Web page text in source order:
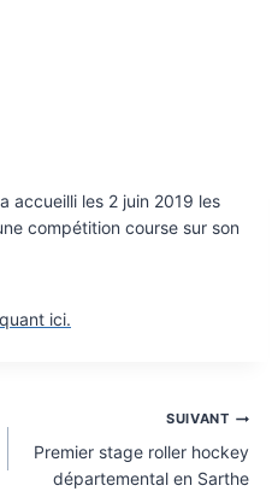
accueilli les 2 juin 2019 les
compétition course sur son
ici.
SUIVANT
Premier stage roller hockey
départemental en Sarthe